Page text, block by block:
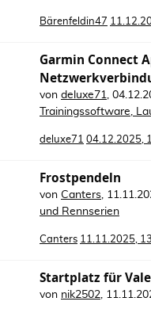
Bärenfeldin47
Garmin Connect
von deluxe71,
Trainingssoftware,
deluxe71 04.12.2025,
Frostpendeln
von Canters,
und Rennserien
Canters 11.11.2025,
Startplatz für
von nik2502,